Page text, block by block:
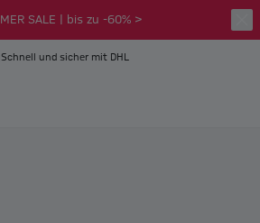
SALE | bis zu -60% >
Schnell und sicher mit DHL